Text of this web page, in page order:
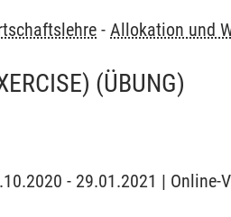
-Allokation und
(ÜBUNG)
- 29.01.2021 | Online-